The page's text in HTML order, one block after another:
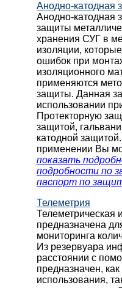
Анодно-катодная
Анодно-катодная
защиты
хранения СУГ в
изоляции,
ошибок при
изоляционного
применяются
защиты. Данная
использовании
Протекторную
защитой,
катодной
применении Вы
показать
подробности по
паспорт по
Телеметрия
Телеметрическая
предназначена
мониторинга
Из резервуара
расстоянии с
предназначен,
использования,